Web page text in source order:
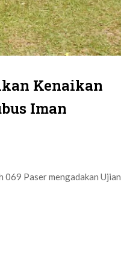
Kenaikan
Iman
069 Paser mengadakan Ujian